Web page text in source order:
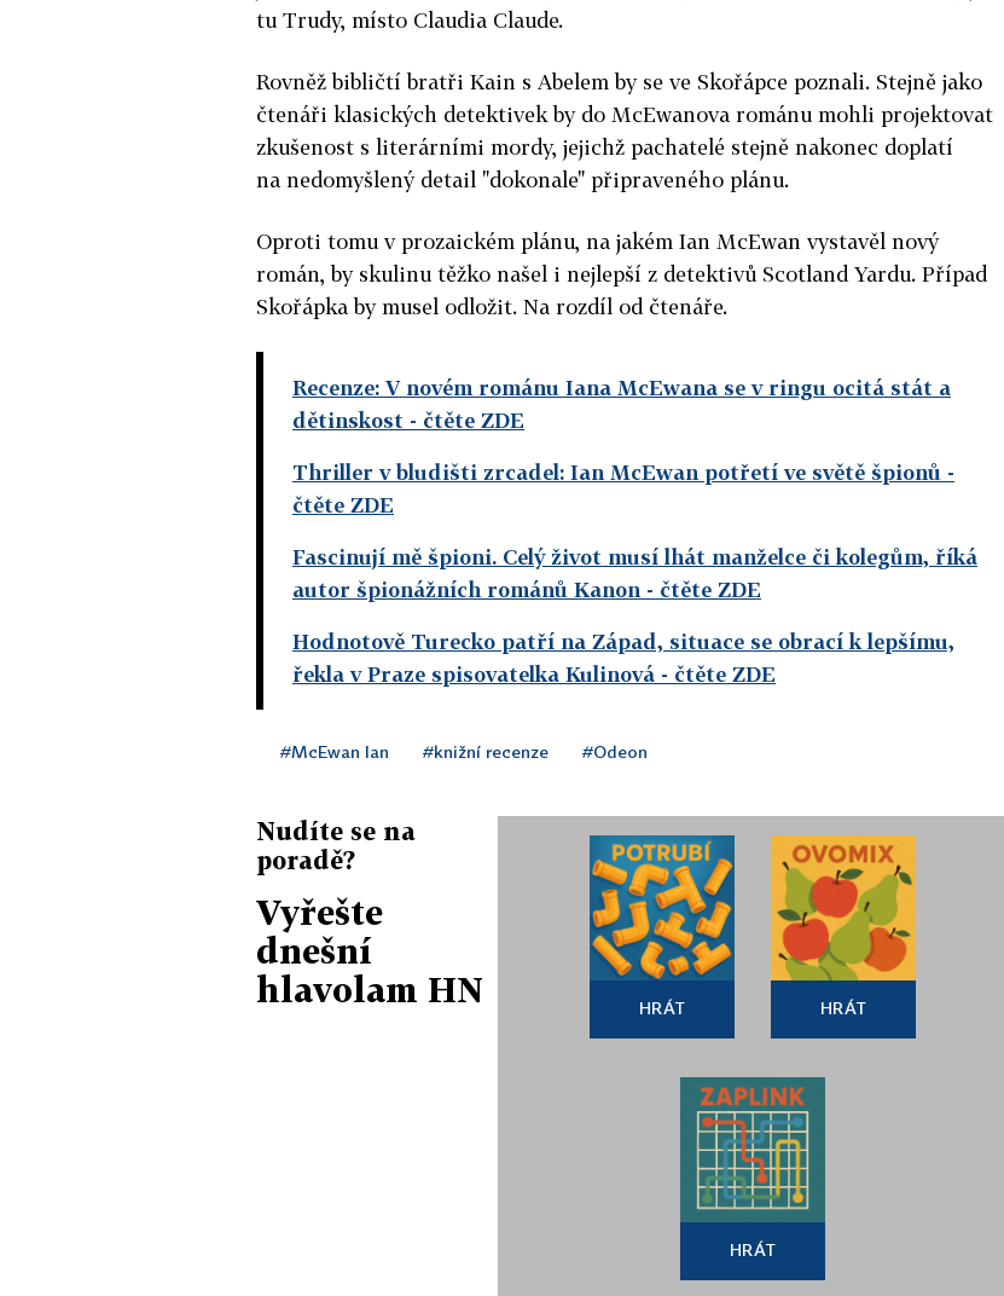
tu Trudy, místo Claudia Claude.
Rovněž bibličtí bratři Kain s Abelem by se ve Skořápce poznali. Stejně jako
čtenáři klasických detektivek by do McEwanova románu mohli projektovat
zkušenost s literárními mordy, jejichž pachatelé stejně nakonec doplatí
na nedomyšlený detail "dokonale" připraveného plánu.
Oproti tomu v prozaickém plánu, na jakém Ian McEwan vystavěl nový
román, by skulinu těžko našel i nejlepší z detektivů Scotland Yardu. Případ
Skořápka by musel odložit. Na rozdíl od čtenáře.
Recenze: V novém románu Iana McEwana se v ringu ocitá stát a
dětinskost - čtěte ZDE
Thriller v bludišti zrcadel: Ian McEwan potřetí ve světě špionů -
čtěte ZDE
Fascinují mě špioni. Celý život musí lhát manželce či kolegům, říká
autor špionážních románů Kanon - čtěte ZDE
Hodnotově Turecko patří na Západ, situace se obrací k lepšímu,
řekla v Praze spisovatelka Kulinová - čtěte ZDE
#McEwan Ian #knižní recenze #Odeon
Nudíte se na
poradě?
Vyřešte
dnešní
hlavolam HN
HRÁT HRÁT
HRÁT